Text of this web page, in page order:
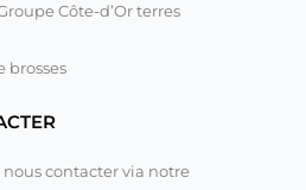
Côte-d’Or terres
brosses
nous contacter via notre